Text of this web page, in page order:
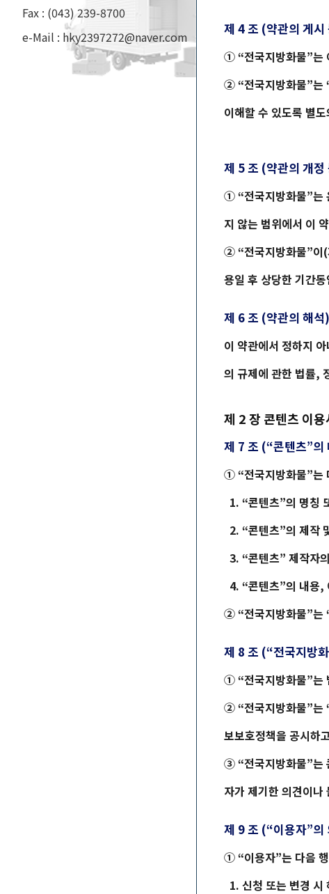
Fax : (043) 239-8700
e-Mail : hky2397272@naver.com
제 4 조 (약관의 게시
① “전국지방화물”는
② “전국지방화물”는
이해할 수 있도록 별
제 5 조 (약관의 개정
① “전국지방화물”는
지 않는 범위에서 이
② “전국지방화물”이
용일 후 상당한 기간
제 6 조 (약관의 해석)
이 약관에서 정하지
의 규제에 관한 법률,
제 2 장 콘텐츠 이
제 7 조 (“콘텐츠”의
① “전국지방화물”는
1. “콘텐츠”의 명칭
2. “콘텐츠”의 제작
3. “콘텐츠” 제작자
4. “콘텐츠”의 내용,
② “전국지방화물”는
제 8 조 (“전국지방
① “전국지방화물”는
② “전국지방화물”는
보보호정책을 공시하
③ “전국지방화물”는
자가 제기한 의견이
제 9 조 (“이용자”의
① “이용자”는 다음
1. 신청 또는 변경 시